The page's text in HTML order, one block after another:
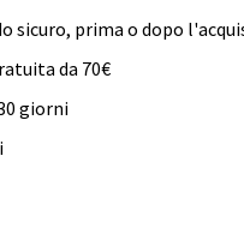
sicuro, prima o dopo
da 70€
giorni